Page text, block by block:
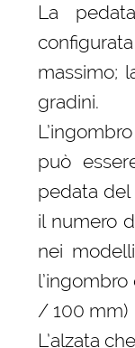
La
massimo;
gradini.
può
pedata
il numero
nei
/ 100 mm)
L’alzata